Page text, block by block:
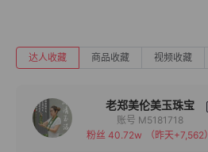
达人收藏 商品收藏 视频收藏
老郑美伦美玉珠宝
备注
账号 M5181718
粉丝 40.72w
（昨天+7,562）